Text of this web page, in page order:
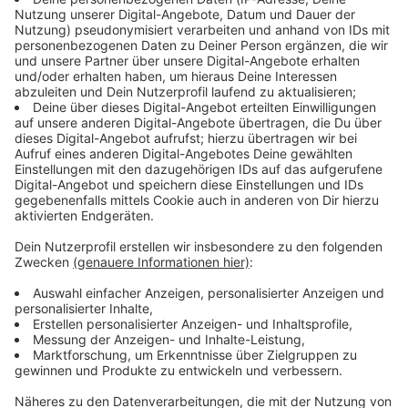
me Ihr möchtet Werbung in
diesem Podcast schalten?
Schickt gerne eine E-Mail
an: hallo@podever.de
schalten? Schickt gerne eine E-Mail an:
hallo@podever.de
die neueste Apotheken
Umschau nimmt ungeahnte
Ausmaße an und Ralf wird
betriebsintern betütatat…
Liebe Grüße nach
Brandenburg, München,
Velden an der Pegnitz im
Nürnberger Land,
Schneeberg im sächsischen
Erzgebirge und Stuttgart.
„NotAufnahme“. WERBUNG
Hier gibt es viele Rabatte
Werbepartnern und
„NotAufnahme“:
https://linktr.ee/notaufnah
me Ihr möchtet Werbung in
diesem Podcast schalten?
Schickt gerne eine E-Mail
11.06.2026 21:00 / 49min
Eine Zahnbehandlung endet mit einem
Denkzettel von der Decke, die Jagd auf die
neueste Apotheken Umschau nimmt ungeahnte
Ausmaße an und Ralf wird betriebsintern
betütatat… Liebe Grüße nach Brandenburg,
München, Velden an der Pegnitz im Nürnberger
Land, Schneeberg im sächsischen Erzgebirge
und Stuttgart. Und Prost auf 175 Folgen
„NotAufnahme“. WERBUNG Hier gibt es viele
Rabatte und alle Infos zu den Werbepartnern
und „NotAufnahme“: Ist Frankfurt noch zu